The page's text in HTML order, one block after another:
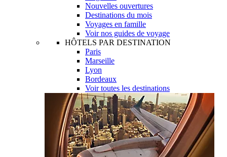
Nouvelles ouvertures
Destinations du mois
Voyages en famille
Voir nos guides de voyage
HÔTELS PAR DESTINATION
Paris
Marseille
Lyon
Bordeaux
Voir toutes les destinations